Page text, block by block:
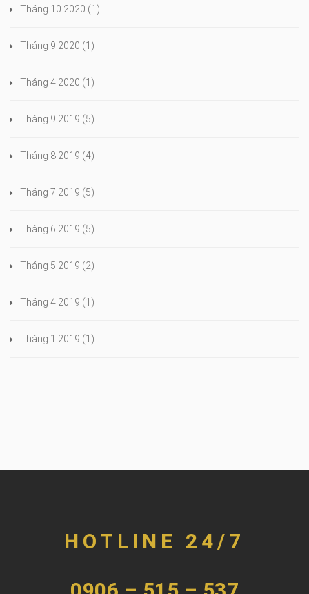
Tháng 10 2020 (1)
Tháng 9 2020 (1)
Tháng 4 2020 (1)
Tháng 9 2019 (5)
Tháng 8 2019 (4)
Tháng 7 2019 (5)
Tháng 6 2019 (5)
Tháng 5 2019 (2)
Tháng 4 2019 (1)
Tháng 1 2019 (1)
HOTLINE 24/7